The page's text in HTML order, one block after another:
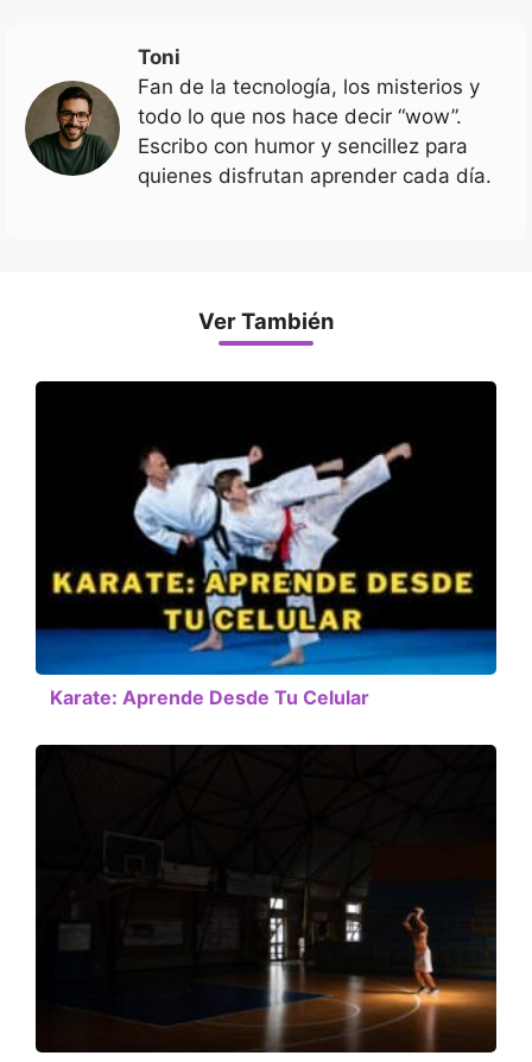
Toni
Fan de la tecnología, los misterios y
todo lo que nos hace decir “wow”.
Escribo con humor y sencillez para
quienes disfrutan aprender cada día.
Ver También
Karate: Aprende Desde Tu Celular